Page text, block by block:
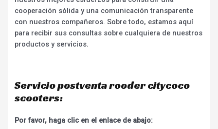
cooperación sólida y una comunicación transparente
con nuestros compañeros. Sobre todo, estamos aquí
para recibir sus consultas sobre cualquiera de nuestros
productos y servicios.
Servicio postventa rooder citycoco
scooters:
Por favor, haga clic en el enlace de abajo: